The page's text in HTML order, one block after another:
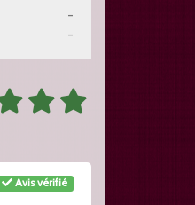
-
-
Avis vérifié